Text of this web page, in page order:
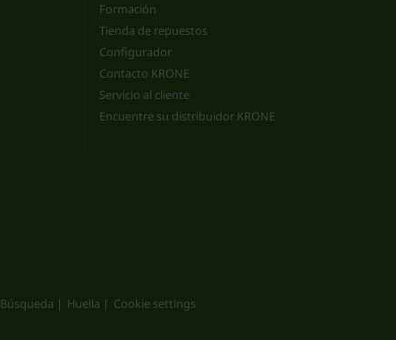
Formación
Tienda de repuestos
Configurador
Contacto KRONE
Servicio al cliente
Encuentre su distribuidor KRONE
Búsqueda Huella Cookie settings